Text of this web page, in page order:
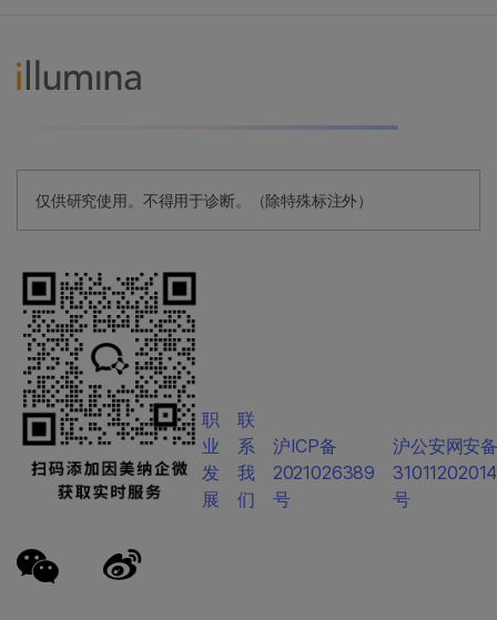
仅供研究使用。不得用于诊断。（除特殊标注外）
职
业
发
展
联
系
我
们
沪ICP备
2021026389
号
沪公安网安
号